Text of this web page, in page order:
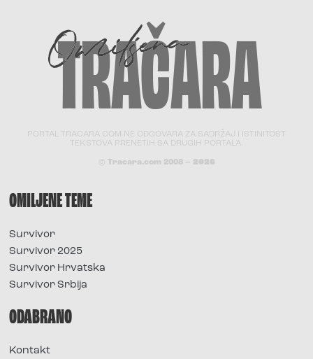
PORTAL TRACARA.COM NE ODGOVARA ZA SADRŽAJ I ISTINITOST
TEKSTOVA PRENETIH SA DRUGIH PORTALA.
© Tracara.com 2008 – 2026
OMILJENE TEME
Survivor
Survivor 2025
Survivor Hrvatska
Survivor Srbija
ODABRANO
Kontakt